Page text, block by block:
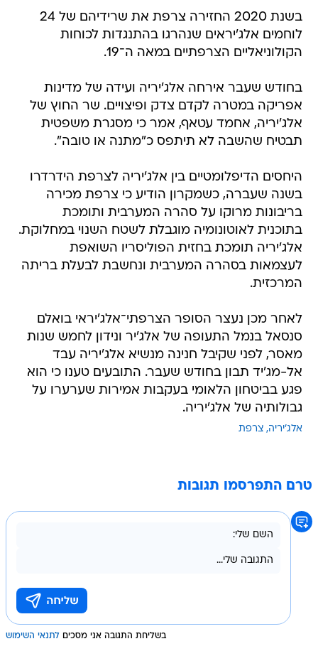
בשנת 2020 החזירה צרפת את שרידיהם של 24
לוחמים אלג'יראים שנהרגו בהתנגדות לכוחות
הקולוניאליים הצרפתיים במאה ה־19.
בחודש שעבר אירחה אלג'יריה ועידה של מדינות
אפריקה במטרה לקדם צדק ופיצויים. שר החוץ של
אלג'יריה, אחמד עטאף, אמר כי מסגרת משפטית
תבטיח שהשבה לא תיתפס כ"מתנה או טובה".
היחסים הדיפלומטיים בין אלג'יריה לצרפת הידרדרו
בשנה שעברה, כשמקרון הודיע כי צרפת מכירה
בריבונות מרוקו על סהרה המערבית ותומכת
בתוכנית לאוטונומיה מוגבלת לשטח השנוי במחלוקת.
אלג'יריה תומכת בחזית הפוליסריו השואפת
לעצמאות בסהרה המערבית ונחשבת לבעלת בריתה
המרכזית.
לאחר מכן נעצר הסופר הצרפתי־אלג'יראי בואלם
סנסאל בנמל התעופה של אלג'יר ונידון לחמש שנות
מאסר, לפני שקיבל חנינה מנשיא אלג'יריה עבד
אל-מג'יד תבון בחודש שעבר. התובעים טענו כי הוא
פגע בביטחון הלאומי בעקבות אמירות שערערו על
גבולותיה של אלג'יריה.
אלג'יריה צרפת
טרם התפרסמו תגובות
בשליחת התגובה אני מסכים לתנאי השימוש